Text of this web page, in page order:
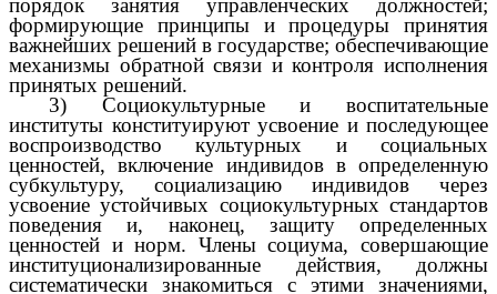
порядок занятия управленческих должностей;
формирующие принципы и процедуры принятия
важнейших решений в государстве; обеспечивающие
механизмы обратной связи и контроля исполнения
принятых решений.
3) Социокультурные и воспитательные
институты конституируют усвоение и последующее
воспроизводство культурных и социальных
ценностей, включение индивидов в определенную
субкультуру, социализацию индивидов через
усвоение устойчивых социокультурных стандартов
поведения и, наконец, защиту определенных
ценностей и норм. Члены социума, совершающие
институционализированные действия, должны
систематически знакомиться с этими значениями,